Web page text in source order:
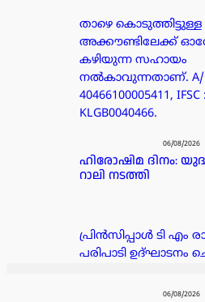
താഴെ കൊടുത്തിട്ടുള്ള
അക്കൗണ്ടിലേക്ക്
കഴിയുന്ന സഹായം
നൽകാവുന്നതാണ്. A/C
40466100005411, IFSC :
KLGB0040466.
06/08/2026
ഹിരോഷിമ ദിനം:
റാലി നടത്തി
പ്രിൻസിപ്പാൾ ടി എം
പരിപാടി ഉദ്ഘാടനം
06/08/2026